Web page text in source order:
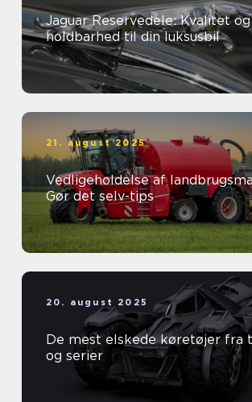
Jaguar Reservedele: Kvalitet og
holdbarhed til din luksusbil
21. august 2025
Vedligeholdelse af
Gør det selv-tips
20. august 2025
De mest elskede køretøjer fra
og serier